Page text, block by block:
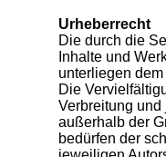
Urheberrecht
Die durch die
Inhalte und
unterliegen
Die
Verbreitung und
außerhalb der
bedürfen der